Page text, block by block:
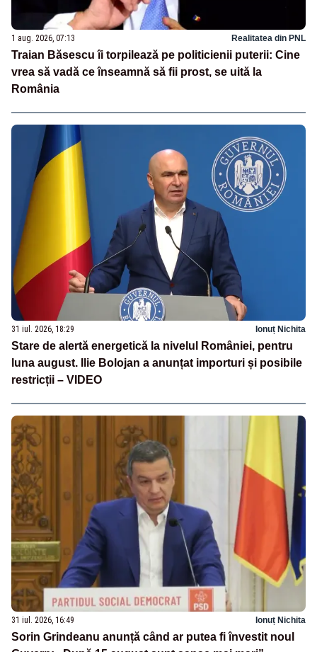
1 aug. 2026, 07:13 Realitatea din PNL
Traian Băsescu îi torpilează pe politicienii puterii: Cine
vrea să vadă ce înseamnă să fii prost, se uită la
România
31 iul. 2026, 18:29 Ionuț Nichita
Stare de alertă energetică la nivelul României, pentru
luna august. Ilie Bolojan a anunțat importuri și posibile
restricții – VIDEO
31 iul. 2026, 16:49 Ionuț Nichita
Sorin Grindeanu anunță când ar putea fi învestit noul